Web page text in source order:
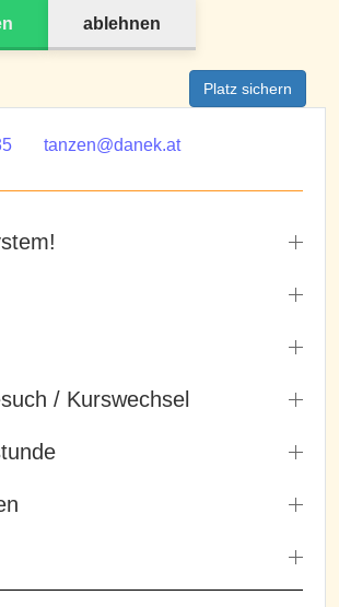
ablehnen
Platz sichern
tanzen@danek.at
/ Kurswechsel